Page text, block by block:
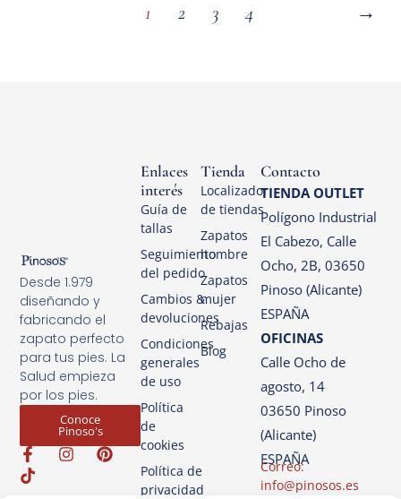
1 2 3 4 →
Desde 1.979
diseñando y
fabricando el
zapato perfecto
para tus pies. La
Salud empieza
por los pies.
Conoce
Pinoso's
Tienda
Localizador
de tiendas
Zapatos
hombre
Zapatos
mujer
Rebajas
Blog
Enlaces
interés
Guía de
tallas
Seguimiento
del pedido
Cambios &
devoluciones
Condiciones
generales
de uso
Política
de
cookies
Política de
privacidad
Contacto
TIENDA OUTLET
Polígono Industrial
El Cabezo, Calle
Ocho, 2B, 03650
Pinoso (Alicante)
ESPAÑA
OFICINAS
Calle Ocho de
agosto, 14
03650 Pinoso
(Alicante)
ESPAÑA
Correo:
info@pinosos.es